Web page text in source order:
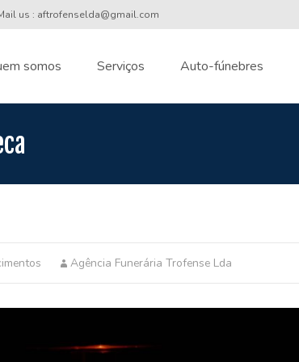
us : aftrofenselda@gmail.com
somos Serviços Auto-fúnebres
Agência Funerária Trofense Lda